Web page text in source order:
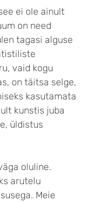
ei ole ainult
on need
tagasi alguse
vaid kogu
on täitsa selge,
kasutamata
kunstis juba
üldistus
oluline.
arutelu
Meie